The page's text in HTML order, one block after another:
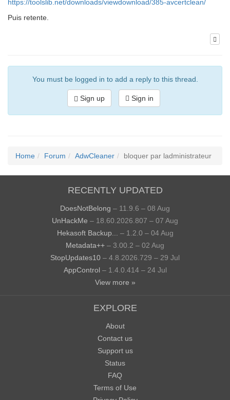
https://toolslib.net/downloads/viewdownload/385-avcertclean/
Puis retente.
You must be logged in to add a reply to this thread.
Sign up Sign in
Home Forum AdwCleaner bloquer par ladministrateur
RECENTLY UPDATED
DoesNotBelong – 11.9.6 – 08 Aug
UnHackMe – 18.60.2026.807 – 07 Aug
Hekasoft Backup...
– 1.2.0 – 04 Aug
Metadata++ – 3.00.2 – 02 Aug
StopUpdates10 – 4.8.2026.729 – 29 Jul
AppControl – 1.4.0.414 – 24 Jul
View more »
EXPLORE
About
Contact us
Support us
Status
FAQ
Terms of Use